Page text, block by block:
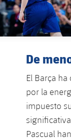
De
El Barça
por la
impuesto
Pascual